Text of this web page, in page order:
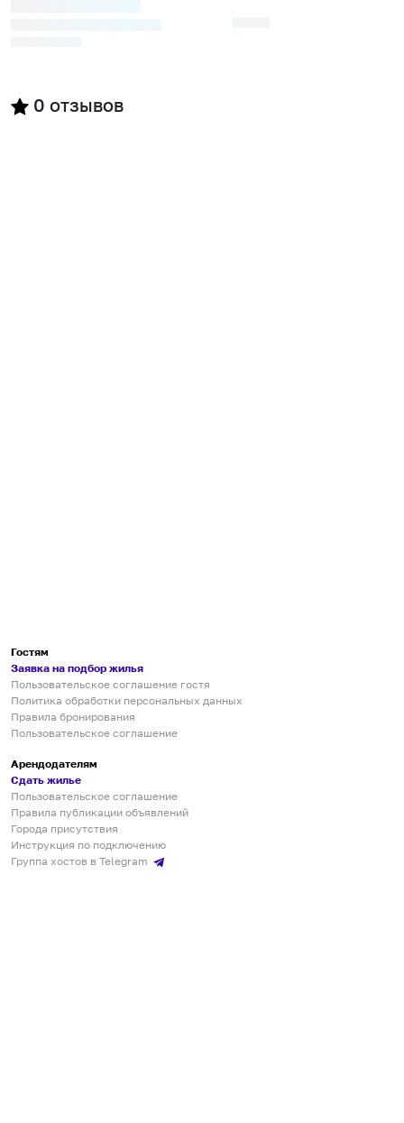
0 отзывов
Гостям
Заявка на подбор жилья
Пользовательское соглашение гостя
Политика обработки персональных данных
Правила бронирования
Пользовательское соглашение
Арендодателям
Сдать жилье
Пользовательское соглашение
Правила публикации объявлений
Города присутствия
Инструкция по подключению
Группа хостов в Telegram